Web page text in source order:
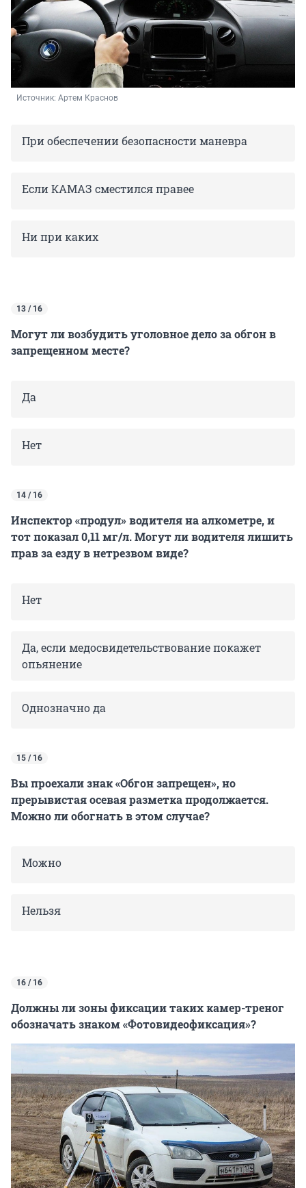
Источник: Артем Краснов
При обеспечении безопасности маневра
Если КАМАЗ сместился правее
Ни при каких
13 / 16
Могут ли возбудить уголовное дело за обгон в
запрещенном месте?
Да
Нет
14 / 16
Инспектор «продул» водителя на алкометре, и
тот показал 0,11 мг/л. Могут ли водителя лишить
прав за езду в нетрезвом виде?
Нет
Да, если медосвидетельствование покажет
опьянение
Однозначно да
15 / 16
Вы проехали знак «Обгон запрещен», но
прерывистая осевая разметка продолжается.
Можно ли обогнать в этом случае?
Можно
Нельзя
16 / 16
Должны ли зоны фиксации таких камер-треног
обозначать знаком «Фотовидеофиксация»?